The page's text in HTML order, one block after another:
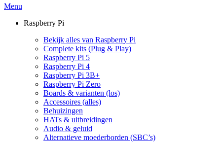
Menu
Raspberry Pi
Bekijk alles van Raspberry Pi
Complete kits (Plug & Play)
Raspberry Pi 5
Raspberry Pi 4
Raspberry Pi 3B+
Raspberry Pi Zero
Boards & varianten (los)
Accessoires (alles)
Behuizingen
HATs & uitbreidingen
Audio & geluid
Alternatieve moederborden (SBC’s)